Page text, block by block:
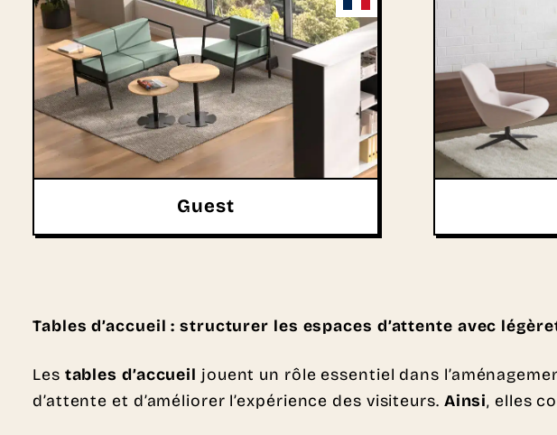
Guest
Tables d’accueil : structurer les espaces d’attente avec
Les tables d’accueil jouent un rôle essentiel dans
d’attente et d’améliorer l’expérience des visiteurs. Ainsi, elles